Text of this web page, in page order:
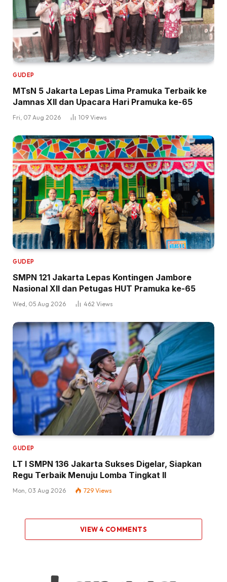
GUDEP
MTsN 5 Jakarta Lepas Lima Pramuka Terbaik ke
Jamnas XII dan Upacara Hari Pramuka ke-65
Fri, 07 Aug 2026 109 Views
GUDEP
SMPN 121 Jakarta Lepas Kontingen Jambore
Nasional XII dan Petugas HUT Pramuka ke-65
Wed, 05 Aug 2026 462 Views
GUDEP
LT I SMPN 136 Jakarta Sukses Digelar, Siapkan
Regu Terbaik Menuju Lomba Tingkat II
Mon, 03 Aug 2026 729 Views
VIEW 4 COMMENTS